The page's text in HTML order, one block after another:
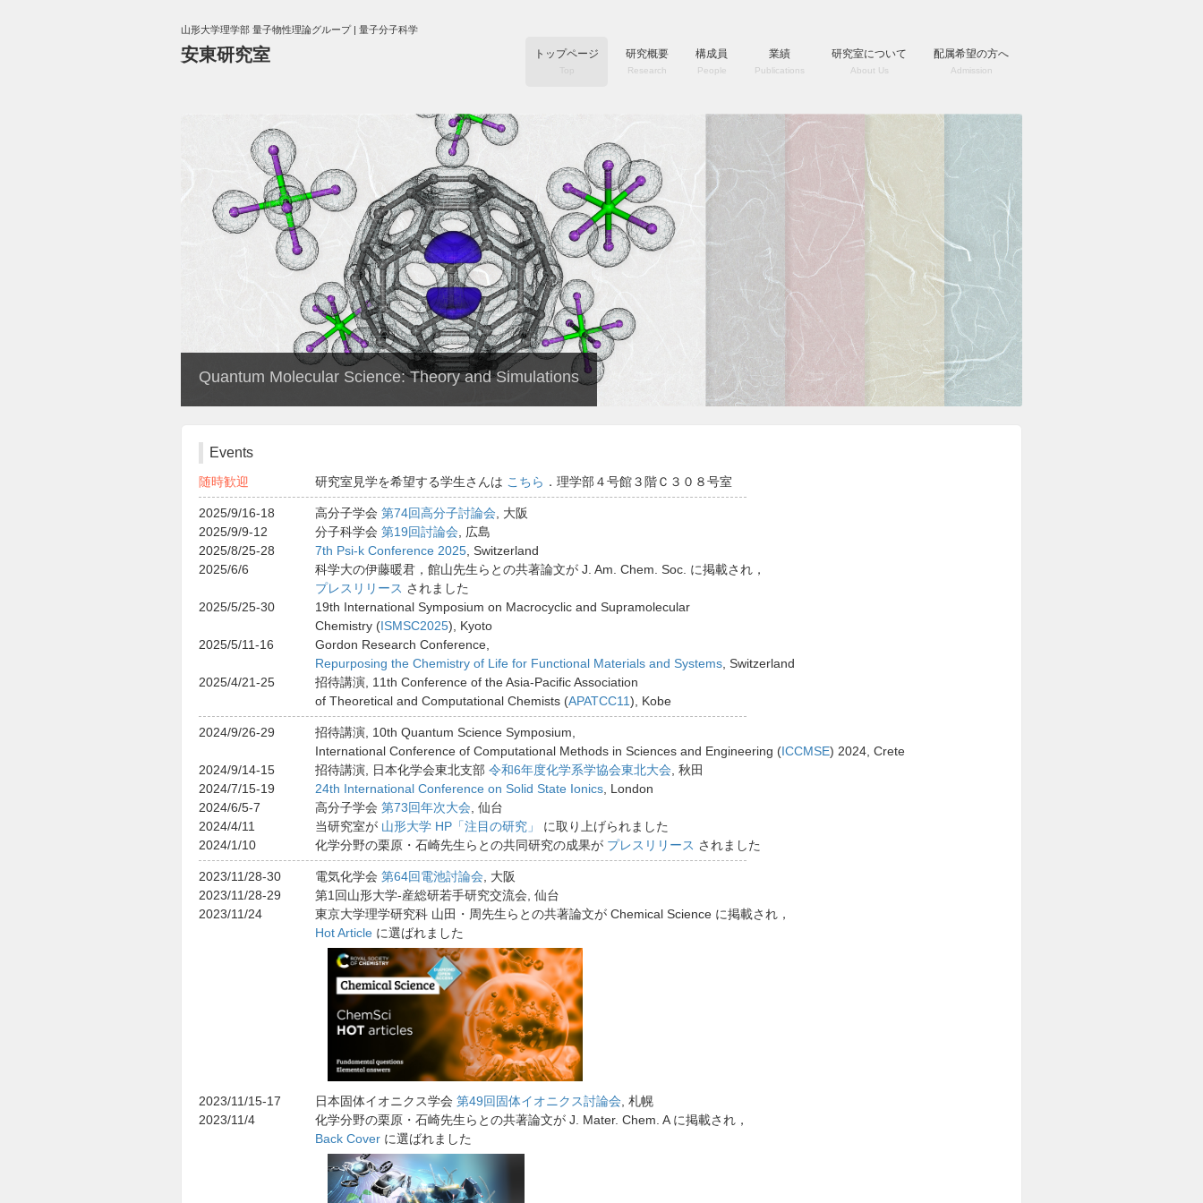
山形大学理学部 量子物性理論グループ | 量子分子科学
安東研究室 トップページ 研究概要
Research
構成員
People
業績
Publications
研究室について
About Us
配属希望の方へ
Admission
Quantum Molecular Science: Theory and Simulations
Events
随時歓迎 研究室見学を希望する学生さんは こちら ．理学部４号館３階Ｃ３０８号室
2025/9/16-18 高分子学会 第74回高分子討論会 , 大阪
2025/9/9-12
分子科学会 第19回討論会 , 広島
2025/8/25-28
7th Psi-k Conference 2025 , Switzerland
2025/6/6
科学大の伊藤暖君，館山先生らとの共著論文が J. Am. Chem. Soc. に掲載され，
プレスリリース されました
2025/5/25-30
19th International Symposium on Macrocyclic and Supramolecular
Chemistry (ISMSC2025), Kyoto
2025/5/11-16
Gordon Research Conference,
Repurposing the Chemistry of Life for Functional Materials and Systems , Switzerland
2025/4/21-25
招待講演, 11th Conference of the Asia-Pacific Association
of Theoretical and Computational Chemists (APATCC11), Kobe
2024/9/26-29
招待講演, 10th Quantum Science Symposium,
International Conference of Computational Methods in Sciences and Engineering (ICCMSE) 2024, Crete
2024/9/14-15
招待講演, 日本化学会東北支部 令和6年度化学系学協会東北大会 , 秋田
2024/7/15-19
24th International Conference on Solid State Ionics , London
2024/6/5-7
高分子学会 第73回年次大会 , 仙台
2024/4/11
当研究室が 山形大学 HP「注目の研究」
に取り上げられました
2024/1/10
化学分野の栗原・石崎先生らとの共同研究の成果が プレスリリース されました
2023/11/28-30 電気化学会 第64回電池討論会 , 大阪
2023/11/28-29
第1回山形大学-産総研若手研究交流会, 仙台
2023/11/24
東京大学理学研究科 山田・周先生らとの共著論文が Chemical Science に掲載され，
Hot Article に選ばれました
2023/11/15-17 日本固体イオニクス学会 第49回固体イオニクス討論会 , 札幌
2023/11/4
化学分野の栗原・石崎先生らとの共著論文が J. Mater. Chem. A に掲載され，
Back Cover に選ばれました